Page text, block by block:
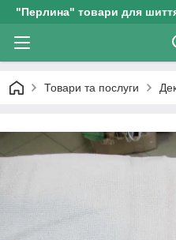
"Перлина" товари для
Товари та послуги